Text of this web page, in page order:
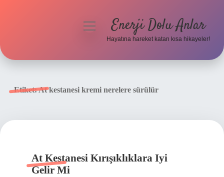
menüyüEnerji Dolu Anlar
Hayatına hareket katan kısa hikayeler!
Etiket:At kestanesi kremi nerelere sürülür
At Kestanesi Kırışıklıklara Iyi
Gelir Mi